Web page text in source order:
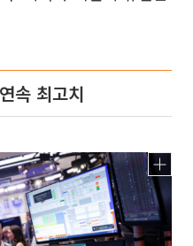
속 최고치